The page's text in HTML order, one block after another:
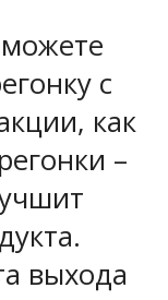
с
как
–
выхода